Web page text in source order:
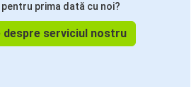
prima dată cu noi?
despre serviciul nostru